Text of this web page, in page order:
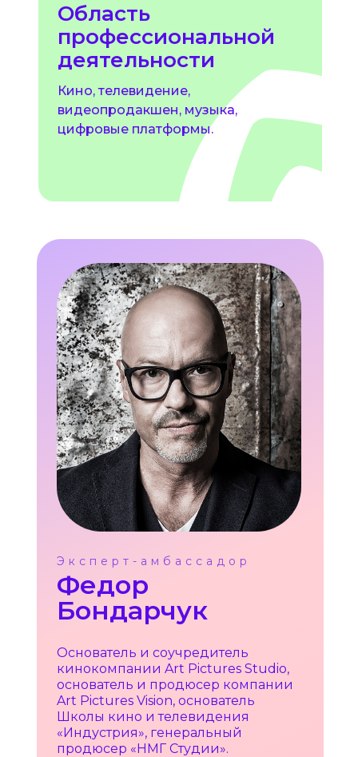
Область
профессиональной
деятельности
Кино, телевидение,
видеопродакшен, музыка,
цифровые платформы.
Эксперт-амбассадор
Федор
Бондарчук
Основатель и соучредитель
кинокомпании Art Pictures Studio,
основатель и продюсер компании
Art Pictures Vision, основатель
Школы кино и телевидения
«Индустрия», генеральный
продюсер «НМГ Студии».